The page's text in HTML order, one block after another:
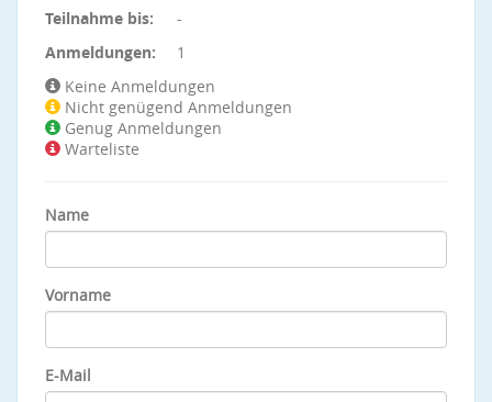
Teilnahme bis:
-
Anmeldungen:
1
Keine Anmeldungen
Nicht genügend Anmeldungen
Genug Anmeldungen
Warteliste
Name
Vorname
E-Mail